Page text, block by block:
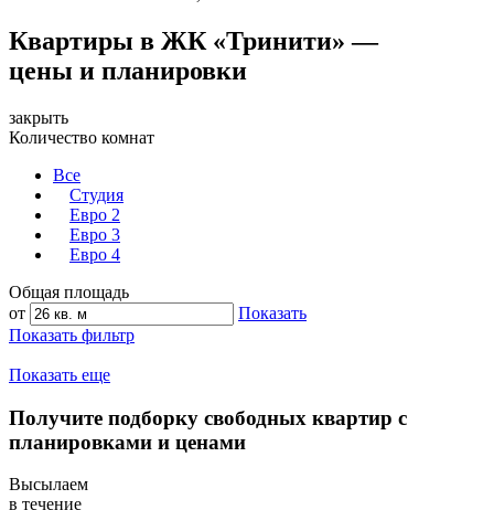
Квартиры в ЖК «Тринити» —
цены и планировки
закрыть
Количество комнат
Все
Студия
Евро 2
Евро 3
Евро 4
Общая площадь
от
Показать
Показать фильтр
Показать еще
Получите подборку свободных квартир с
планировками и ценами
Высылаем
в течение